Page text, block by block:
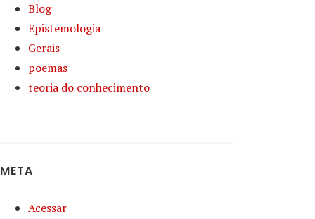
Blog
Epistemologia
Gerais
poemas
teoria do conhecimento
META
Acessar